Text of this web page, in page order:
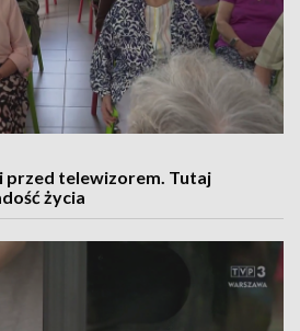
przed telewizorem. Tutaj
życia